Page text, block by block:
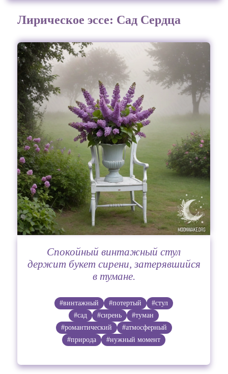
Лирическое эссе: Сад Сердца
Спокойный винтажный стул
держит букет сирени, затерявшийся
в тумане.
#винтажный #потертый
#стул
#сад
#сирень
#туман
#романтический
#атмосферный
#природа
#нужный момент